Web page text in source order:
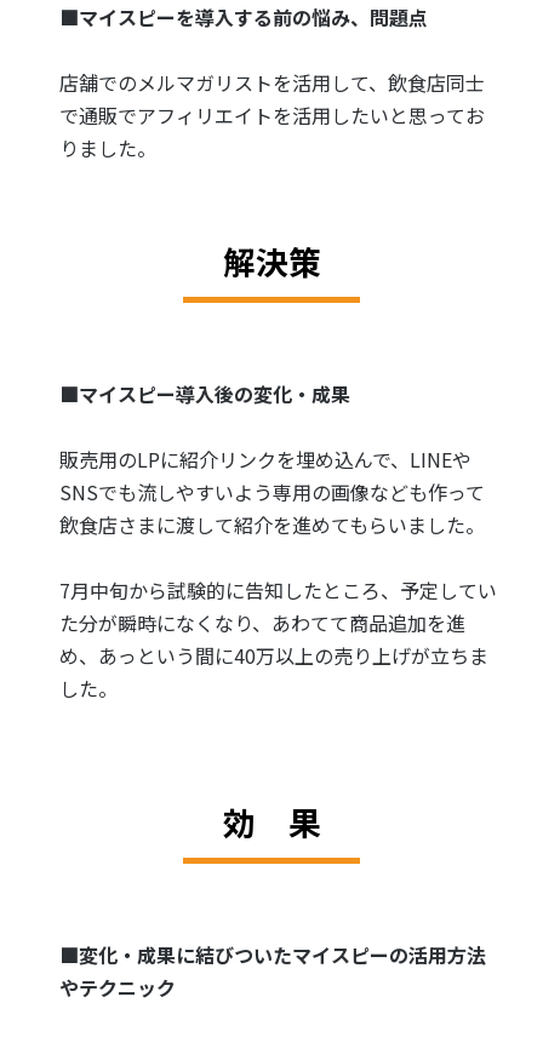
■マイスピーを導入する前の悩み、問題点
店舗でのメルマガリストを活用して、飲食店同士
で通販でアフィリエイトを活用したいと思ってお
りました。
解決策
■マイスピー導入後の変化・成果
販売用のLPに紹介リンクを埋め込んで、LINEや
SNSでも流しやすいよう専用の画像なども作って
飲食店さまに渡して紹介を進めてもらいました。
7月中旬から試験的に告知したところ、予定してい
た分が瞬時になくなり、あわてて商品追加を進
め、あっという間に40万以上の売り上げが立ちま
した。
効 果
■変化・成果に結びついたマイスピーの活用方法
やテクニック